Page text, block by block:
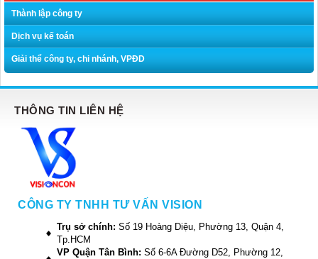
Thành lập công ty
Dịch vụ kế toán
Giải thể công ty, chi nhánh, VPĐD
THÔNG TIN LIÊN HỆ
CÔNG TY TNHH TƯ VẤN VISION
Trụ sở chính: Số 19 Hoàng Diệu, Phường 13, Quận 4,
Tp.HCM
VP Quận Tân Bình: Số 6-6A Đường D52, Phường 12,